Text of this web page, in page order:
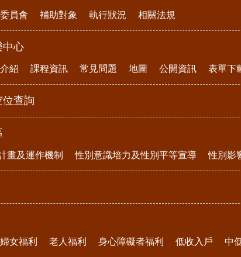
委員會 補助對象 執行狀況 相關法規
中心
紹 課程資訊 常見問題 地圖 公開資訊 表單下
查詢
畫及運作機制 性別意識培力及性別平等宣導 性別影
婦女福利 老人福利 身心障礙者福利 低收入戶 中